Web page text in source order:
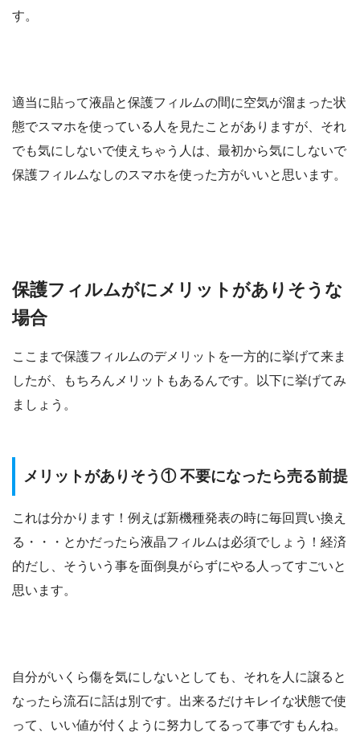
す。
適当に貼って液晶と保護フィルムの間に空気が溜まった状
態でスマホを使っている人を見たことがありますが、それ
でも気にしないで使えちゃう人は、最初から気にしないで
保護フィルムなしのスマホを使った方がいいと思います。
保護フィルムがにメリットがありそうな
場合
ここまで保護フィルムのデメリットを一方的に挙げて来ま
したが、もちろんメリットもあるんです。以下に挙げてみ
ましょう。
メリットがありそう① 不要になったら売る前提
これは分かります！例えば新機種発表の時に毎回買い換え
る・・・とかだったら液晶フィルムは必須でしょう！経済
的だし、そういう事を面倒臭がらずにやる人ってすごいと
思います。
自分がいくら傷を気にしないとしても、それを人に譲ると
なったら流石に話は別です。出来るだけキレイな状態で使
って、いい値が付くように努力してるって事ですもんね。